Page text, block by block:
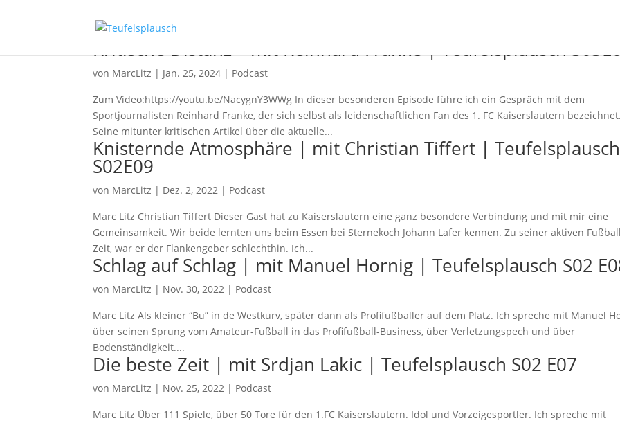
Kritische Distanz – mit Reinhard Franke | Teufelsplausch
von MarcLitz | Jan. 25, 2024 | Podcast
Zum Video:https://youtu.be/NacygnY3WWg In dieser besonderen Episode führe ich ein Gespräch mit dem
Sportjournalisten Reinhard Franke, der sich selbst als leidenschaftlichen Fan des 1. FC Kaiserslautern bezeichnet.
Seine mitunter kritischen Artikel über die aktuelle...
Knisternde Atmosphäre | mit Christian Tiffert | Teufelsplausch
S02E09
von MarcLitz | Dez. 2, 2022 | Podcast
Marc Litz Christian Tiffert Dieser Gast hat zu Kaiserslautern eine ganz besondere Verbindung und mit mir eine
Gemeinsamkeit. Wir beide lernten uns beim Essen bei Sternekoch Johann Lafer kennen. Zu seiner aktiven
Zeit, war er der Flankengeber schlechthin. Ich...
Schlag auf Schlag | mit Manuel Hornig | Teufelsplausch S02
von MarcLitz | Nov. 30, 2022 | Podcast
Marc Litz Als kleiner “Bu” in de Westkurv, später dann als Profifußballer auf dem Platz. Ich spreche mit Manuel
über seinen Sprung vom Amateur-Fußball in das Profifußball-Business, über Verletzungspech und über
Bodenständigkeit....
Die beste Zeit | mit Srdjan Lakic | Teufelsplausch S02 E07
von MarcLitz | Nov. 25, 2022 | Podcast
Marc Litz Über 111 Spiele, über 50 Tore für den 1.FC Kaiserslautern. Idol und Vorzeigesportler. Ich spreche mit